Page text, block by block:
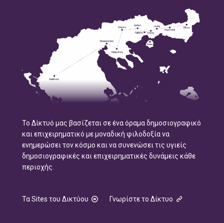
Το Δίκτυό μας βασίζεται σε ένα όραμα δημοσιογραφικό
και επιχειρηματικό με μοναδική φιλοδοξία να
ενημερώσει τον κόσμο και να συνενώσει τις υγιείς
δημοσιογραφικές και επιχειρηματικές δυνάμεις κάθε
περιοχής.
Τα Sites του Δικτύου Γνωρίστε το Δίκτυο